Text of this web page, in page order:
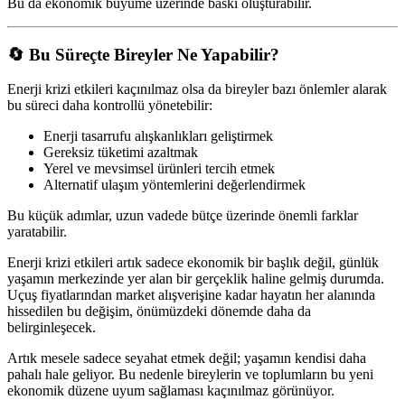
🔄 Bu Süreçte Bireyler Ne Yapabilir?
Enerji krizi etkileri kaçınılmaz olsa da bireyler bazı önlemler alarak
bu süreci daha kontrollü yönetebilir:
Enerji tasarrufu alışkanlıkları geliştirmek
Gereksiz tüketimi azaltmak
Yerel ve mevsimsel ürünleri tercih etmek
Alternatif ulaşım yöntemlerini değerlendirmek
Bu küçük adımlar, uzun vadede bütçe üzerinde önemli farklar
yaratabilir.
Enerji krizi etkileri artık sadece ekonomik bir başlık değil, günlük
yaşamın merkezinde yer alan bir gerçeklik haline gelmiş durumda.
Uçuş fiyatlarından market alışverişine kadar hayatın her alanında
hissedilen bu değişim, önümüzdeki dönemde daha da
belirginleşecek.
Artık mesele sadece seyahat etmek değil; yaşamın kendisi daha
pahalı hale geliyor. Bu nedenle bireylerin ve toplumların bu yeni
ekonomik düzene uyum sağlaması kaçınılmaz görünüyor.